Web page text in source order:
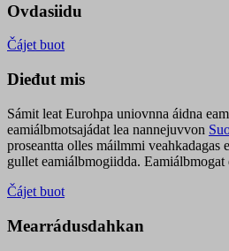
Ovdasiidu
Čájet buot
Dieđut mis
Sámit leat Eurohpa uniovnna áidna
eamiálbmotsajádat lea nannejuvvon
proseantta olles máilmmi
gullet eamiálbmogiidda.
Čájet buot
Mearrádusdahkan